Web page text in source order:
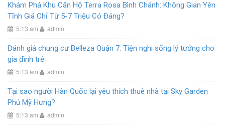
Khám Phá Khu Căn Hộ Terra Rosa Bình Chánh: Không Gian Yên
Tĩnh Giá Chỉ Từ 5-7 Triệu Có Đáng?
5:13 am admin
Đánh giá chung cư Belleza Quận 7: Tiện nghi sống lý tưởng cho
gia đình trẻ
5:13 am admin
Tại sao người Hàn Quốc lại yêu thích thuê nhà tại Sky Garden
Phú Mỹ Hưng?
5:13 am admin